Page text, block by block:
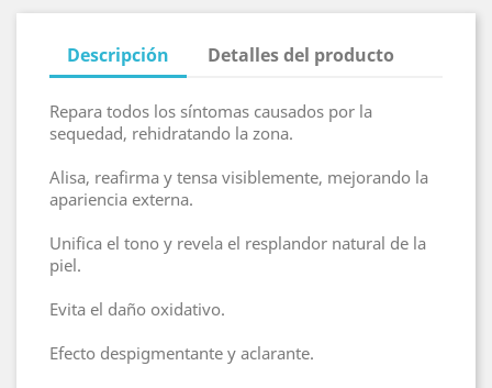
Descripción Detalles del producto
Repara todos los síntomas causados por la
sequedad, rehidratando la zona.
Alisa, reafirma y tensa visiblemente, mejorando la
apariencia externa.
Unifica el tono y revela el resplandor natural de la
piel.
Evita el daño oxidativo.
Efecto despigmentante y aclarante.